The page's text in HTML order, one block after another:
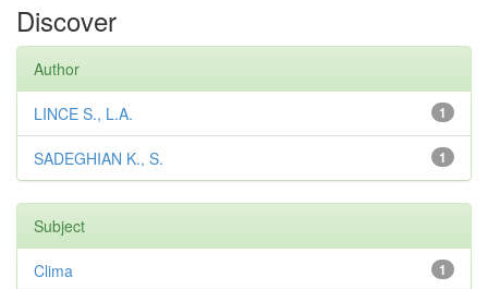
Discover
Author
1
LINCE S., L.A.
1
SADEGHIAN K., S.
Subject
1
Clima